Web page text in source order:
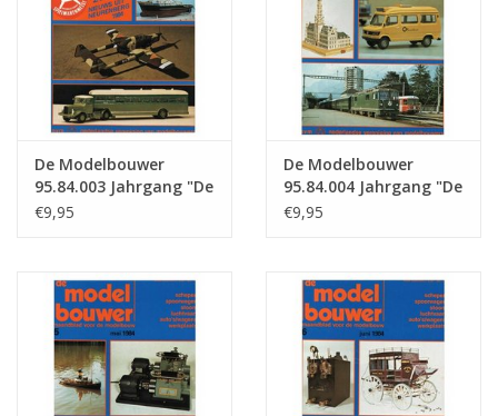
De Modelbouwer
95.84.003 Jahrgang "De
Modelbouwer"
€9,95
De Modelbouwer
95.84.004 Jahrgang "De
Modelbouwer"
€9,95